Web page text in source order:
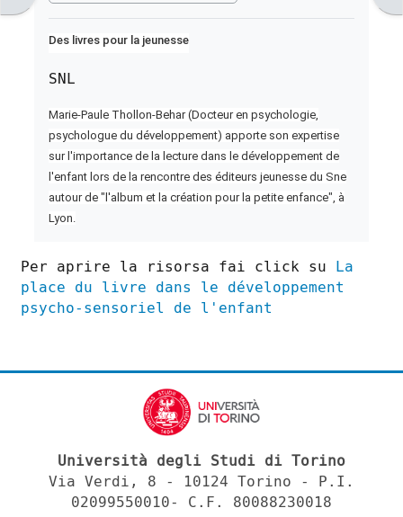
Des livres pour la jeunesse
SNL
Marie-Paule Thollon-Behar (Docteur en psychologie,
psychologue du développement) apporte son expertise
sur l'importance de la lecture dans le développement de
l'enfant lors de la rencontre des éditeurs jeunesse du Sne
autour de "l'album et la création pour la petite enfance", à
Lyon.
Per aprire la risorsa fai click su La
place du livre dans le développement
psycho-sensoriel de l'enfant
Università degli Studi di Torino
Via Verdi, 8 - 10124 Torino - P.I.
02099550010- C.F. 80088230018